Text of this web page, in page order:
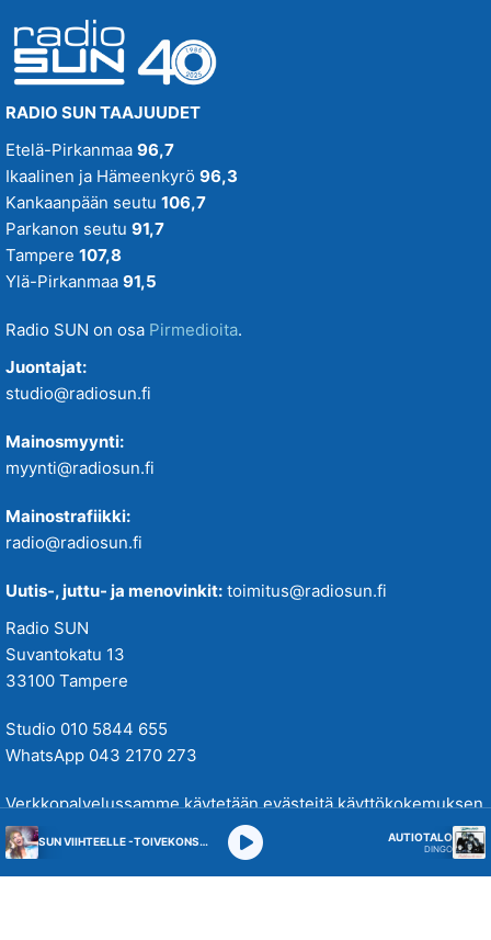
RADIO SUN TAAJUUDET
Etelä-Pirkanmaa 96,7
Ikaalinen ja Hämeenkyrö 96,3
Kankaanpään seutu 106,7
Parkanon seutu 91,7
Tampere 107,8
Ylä-Pirkanmaa 91,5
Radio SUN on osa Pirmedioita.
Juontajat:
studio@radiosun.fi
Mainosmyynti:
myynti@radiosun.fi
Mainostrafiikki:
radio@radiosun.fi
Uutis-, juttu- ja menovinkit: toimitus@radiosun.fi
Radio SUN
Suvantokatu 13
33100 Tampere
Studio 010 5844 655
WhatsApp 043 2170 273
Verkkopalvelussamme käytetään evästeitä käyttökokemuksen
parantamiseksi. Tutustu tietosuojakäytäntöihimmetäällä.
SUN VIIHTEELLE -TOIVEKONSERTTI AUTIOTALO
DINGO